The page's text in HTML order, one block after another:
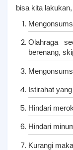
bisa kita
Olahraga
berenang,
Istirahat
Hindari
Hindari
Kurangi